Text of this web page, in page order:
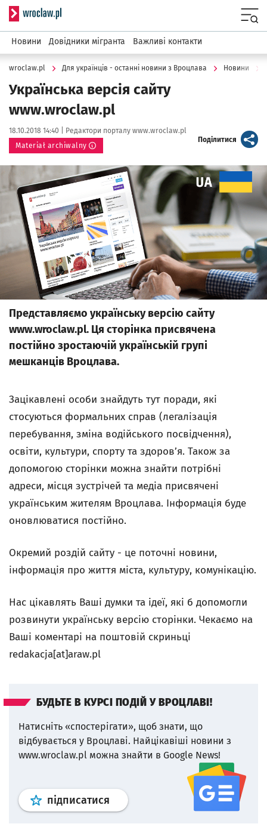
Serwis informacyjny wroclaw.pl
Новини Довідники мігранта Важливі контакти
wroclaw.pl Для українців - останні новини з Вроцлава Новини
Українська версія сайту
www.wroclaw.pl
Data publikacji:
18.10.2018 14:40 | Autor:
Редактори порталу www.wroclaw.pl
Materiał archiwalny
Поділитися artykuł
Kliknij, aby powiększyć
Представляємо українську версію сайту
www.wroclaw.pl. Ця сторінка присвячена
постійно зростаючій українській групі
мешканців Вроцлава.
Зацікавлені особи знайдуть тут поради, які
стосуються формальних справ (легалізація
перебування, зміна водійського посвідчення),
освіти, культури, спорту та здоров’я. Також за
допомогою сторінки можна знайти потрібні
адреси, місця зустрічей та медіа присвячені
українським жителям Вроцлава. Інформація буде
оновлюватися постійно.
Окремий роздій сайту - це поточні новини,
інформація про життя міста, культуру, комунікацію.
Нас цікавлять Ваші думки та ідеї, які б допомогли
розвинути українську версію сторінки. Чекаємо на
Ваші коментарі на поштовій скриньці
redakacja[at]araw.pl
БУДЬТЕ В КУРСІ ПОДІЙ У ВРОЦЛАВІ!
Натисніть «спостерігати», щоб знати, що
відбувається у Вроцлаві. Найцікавіші новини з
www.wroclaw.pl можна знайти в Google News!
підписатися Профіль google news